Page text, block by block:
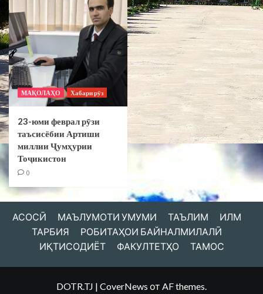
МАҚОЛАҲО Хабари рӯз
23-юми феврал рӯзи
таъсисёбии Артиши
миллии Ҷумҳурии
Тоҷикистон
0
АСОСӢ МАЪЛУМОТИ УМУМИ ТАЪЛИМ
ИЛМ
ТАРБИЯ
РОБИТАҲОИ БАЙНАЛМИЛАЛӢ
ИҚТИСОДИЁТ
ФАКУЛТЕТҲО ТАМОС
DOTR.TJ | CoverNews от AF themes.